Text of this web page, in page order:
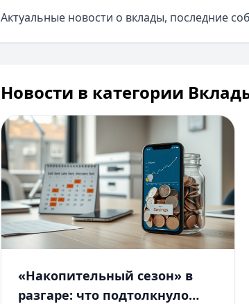
Актуальные новости о вклады, последние
Новости в категории
«Накопительный сезон» в
разгаре: что подтолкнуло